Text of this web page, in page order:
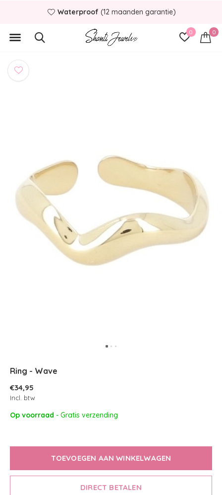
0 0
Waterproof (12 maanden garantie)
Ring - Wave
€34,95
Incl. btw
Op voorraad - Gratis verzending
TOEVOEGEN AAN WINKELWAGEN
DIRECT BETALEN